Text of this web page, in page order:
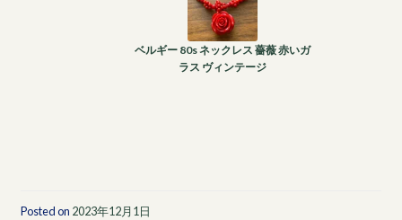
ベルギー 80s ネックレス 薔薇 赤いガ
ラス ヴィンテージ
Posted on 2023年12月1日